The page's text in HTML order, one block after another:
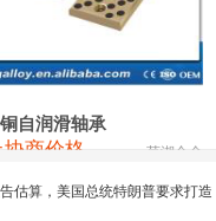
24,200
39,300 0
自润滑轴承
协商价格 芜湖合金
估算，美国总统特朗普要求打造